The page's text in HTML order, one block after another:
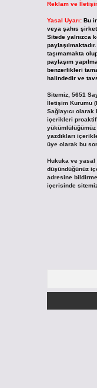
Reklam ve
Yasal Uyarı: Bu
veya şahıs
Sitede yalnızca
taşımamakta
paylaşım
benzerlikleri
halindedir ve
Sitemiz, 5651
İletişim Kurumu
Sağlayıcı
içerikleri proaktif
yazdıkları
üye olarak bu
Hukuka ve yasal
düşündüğünüz
adresine
içerisinde